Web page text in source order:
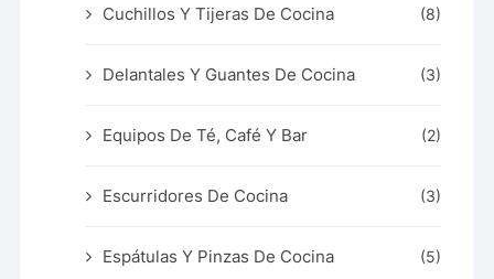
Cuchillos Y Tijeras De Cocina (8)
Delantales Y Guantes De Cocina (3)
Equipos De Té, Café Y Bar (2)
Escurridores De Cocina (3)
Espátulas Y Pinzas De Cocina (5)